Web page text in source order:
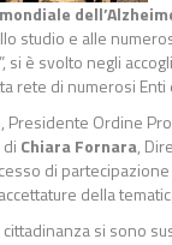
studio e alle
”, si è svolto negli
rete di numerosi
, Presidente Ordine
Chiara Fornara,
di
della
si sono